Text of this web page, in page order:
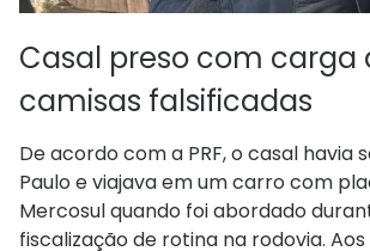
Casal preso com carga
camisas falsificadas
De acordo com a PRF, o casal havia
Paulo e viajava em um carro com
Mercosul quando foi abordado
fiscalização de rotina na rodovia. Aos